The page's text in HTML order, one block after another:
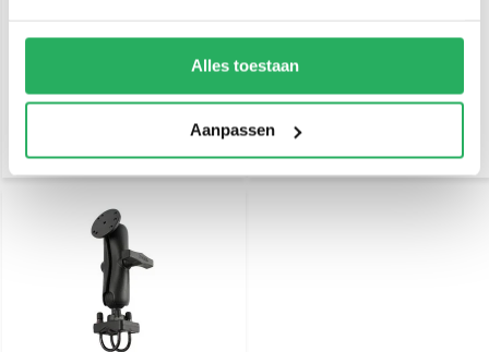
Alles toestaan
Aanpassen
klemhouder RAM-101U-
€ 119,95Incl. btw
€ 79,95Incl. btw